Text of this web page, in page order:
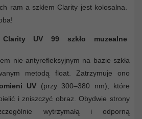
ram a szkłem Clarity jest kolosalna.
UV 99 szkło muzealne
nie antyrefleksyjnym na bazie szkła
metodą float. Zatrzymuje ono
UV (przy 300–380 nm), które
i zniszczyć obraz. Obydwie strony
wytrzymałą i odporną